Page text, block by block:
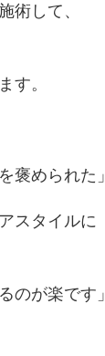
術して、
す。
褒められた」
スタイルに
のが楽です」